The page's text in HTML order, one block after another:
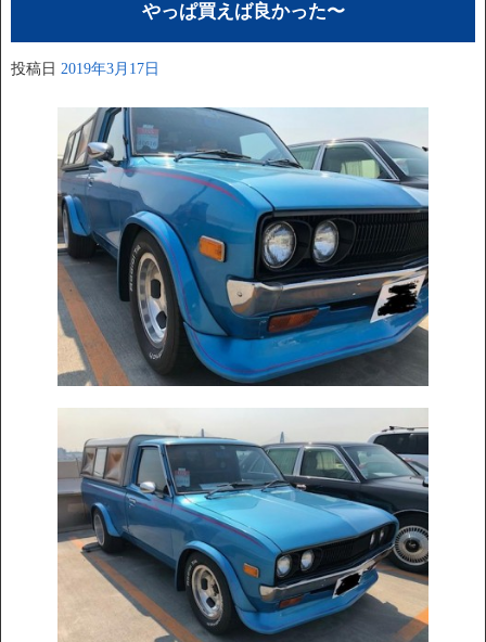
やっぱ買えば良かった〜
投稿日 2019年3月17日